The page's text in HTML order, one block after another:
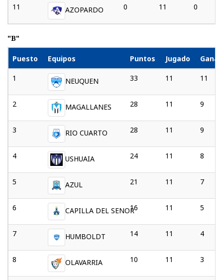
11 AZOPARDO 0 11 0
"B"
Puesto Equipos Puntos Jugado
1 NEUQUEN 33 11 11
2 MAGALLANES 28 11 9
3 RIO CUARTO 28 11 9
4 USHUAIA 24 11 8
5 AZUL 21 11 7
6 CAPILLA DEL SENOR16 11 5
7 HUMBOLDT 14 11 4
8 OLAVARRIA 10 11 3